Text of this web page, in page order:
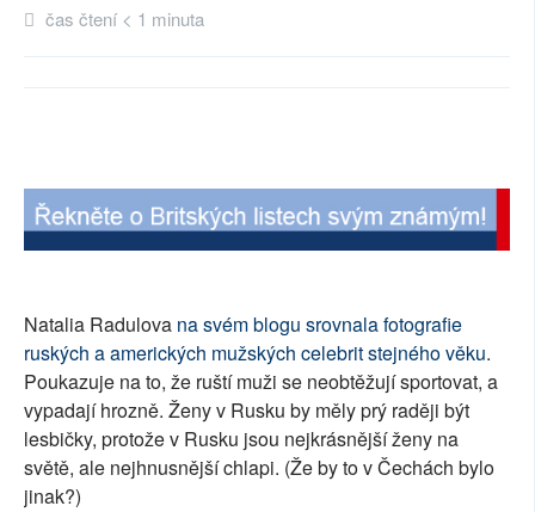
NEJČTENĚJŠÍ ZA 7 DNÍ
RUBRIKY
čas čtení < 1 minuta
Natalia Radulova na svém blogu srovnala fotografie
ruských a amerických mužských celebrit stejného věku.
Poukazuje na to, že ruští muži se neobtěžují sportovat, a
vypadají hrozně. Ženy v Rusku by měly prý raději být
lesbičky, protože v Rusku jsou nejkrásnější ženy na
světě, ale nejhnusnější chlapi. (Že by to v Čechách bylo
jinak?)